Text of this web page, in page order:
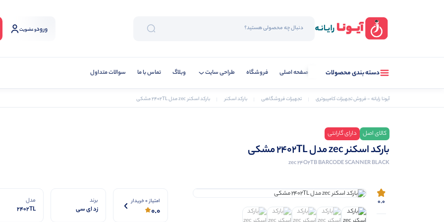
ورودو عضویت
دسته بندی محصولات صفحه اصلی فروشگاه طراحی سایت وبلاگ تماس با ما سوالات متداول
آیونا رایانه - فروش تجهیزات کامپیوتری تجهیزات فروشگاهی بارکد اسکنر بارکد اسکنر zec مدل 2402TL مشکی
کالای اصل دارای گارانتی
بارکد اسکنر zec مدل 2402TL مشکی
zec 24O2TB BARCODE SCANNER BLACK
0.0 امتیاز 0 خریدار
0.0
برند
زد ای سی
مدل
2402TL